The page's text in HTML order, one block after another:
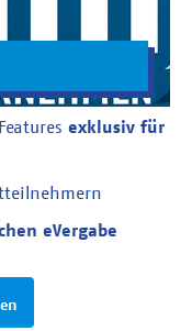
exklusiv für
eVergabe